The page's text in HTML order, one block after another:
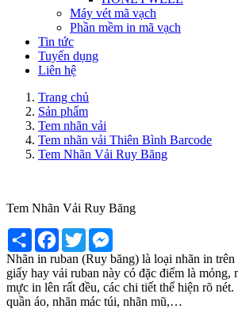
Máy vét mã vạch
Phần mềm in mã vạch
Tin tức
Tuyển dụng
Liên hệ
Trang chủ
Sản phẩm
Tem nhãn vải
Tem nhãn vải Thiên Bình Barcode
Tem Nhãn Vải Ruy Băng
Tem Nhãn Vải Ruy Băng
Share Facebook
Twitter
Nhãn in ruban (Ruy băng) là loại nhãn in
giấy hay vải ruban này có đặc điểm là mỏng,
mực in lên rất đều, các chi tiết thể hiện rõ
quần áo, nhãn mác túi, nhãn mũ,…